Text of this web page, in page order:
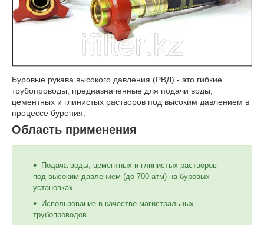
Буровые рукава высокого давления (РВД) - это гибкие
трубопроводы, предназначенные для подачи воды,
цементных и глинистых растворов под высоким давлением в
процессе бурения.
Область применения
Подача воды, цементных и глинистых растворов
под высоким давлением (до 700 атм) на буровых
установках.
Использование в качестве магистральных
трубопроводов.